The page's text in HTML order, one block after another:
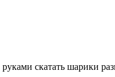
скатать шарики